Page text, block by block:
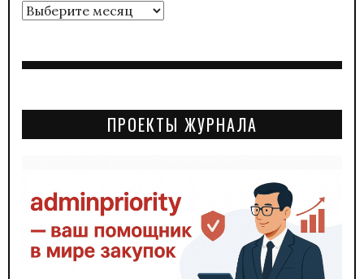
Архивы
ПРОЕКТЫ ЖУРНАЛА